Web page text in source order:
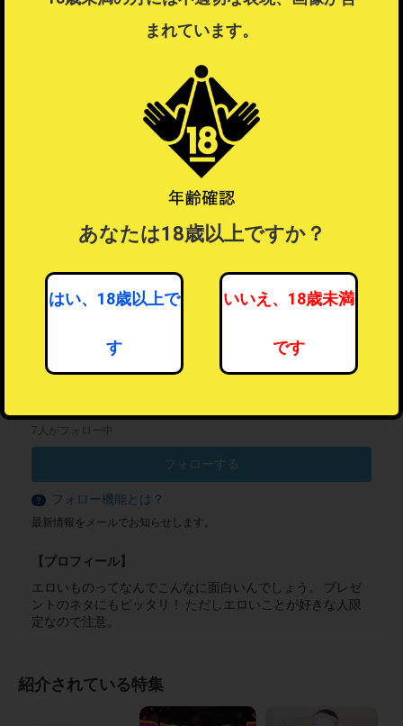
ラッピングについて
7人がフォロー中
フォローする
？ フォロー機能とは？
最新情報をメールでお知らせします。
【プロフィール】
エロいものってなんでこんなに面白いんでしょう。 プレゼ
ントのネタにもピッタリ！ ただしエロいことが好きな人限
定なので注意。
紹介されている特集
まれています。
あなたは18歳以上ですか？
はい、18歳以上で
す
いいえ、18歳未満
です